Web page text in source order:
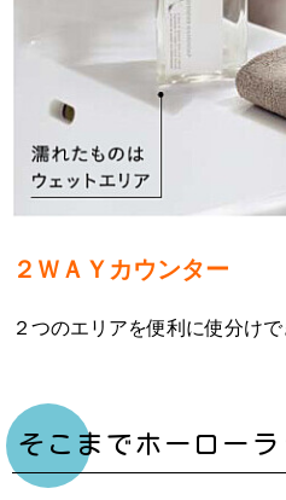
２ＷＡＹカウンター
２つのエリアを便利に使分けで
そこまでホーローラ